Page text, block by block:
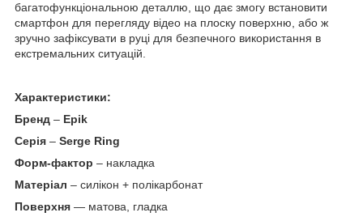
багатофункціональною деталлю, що дає змогу встановити
смартфон для перегляду відео на плоску поверхню, або ж
зручно зафіксувати в руці для безпечного використання в
екстремальних ситуацій.
Характеристики:
Бренд – Epik
Серія – Serge Ring
Форм-фактор – накладка
Матеріал – силікон + полікарбонат
Поверхня — матова, гладка